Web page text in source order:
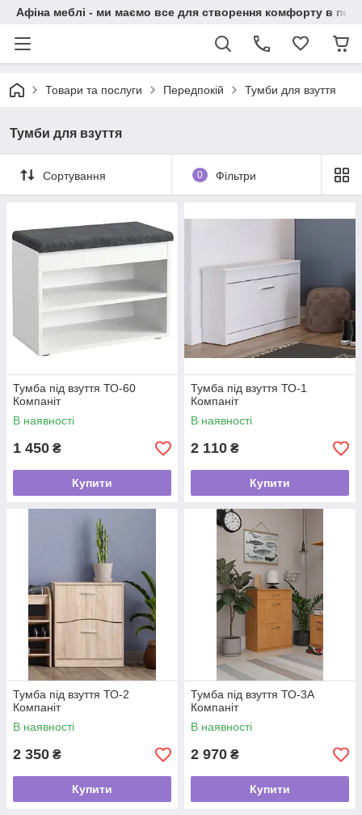
Афіна меблі - ми маємо все для створення комфорту в
Товари та послуги Передпокій Тумби для взуття
Тумби для взуття
Сортування 0 Фільтри
Тумба під взуття ТО-60
Компаніт
В наявності
1 450 ₴
Купити
Тумба під взуття ТО-1
Компаніт
В наявності
2 110 ₴
Купити
Тумба під взуття ТО-2
Компаніт
В наявності
2 350 ₴
Купити
Тумба під взуття ТО-3А
Компаніт
В наявності
2 970 ₴
Купити